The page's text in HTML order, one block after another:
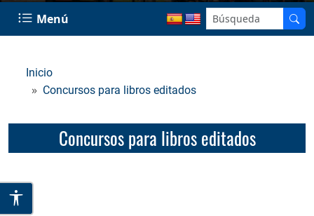
Menú
Inicio
Concursos para libros editados
Concursos para libros editados